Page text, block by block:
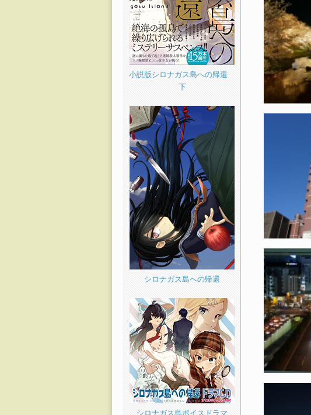
小説版シロナガス島への帰還
下
シロナガス島への帰還
シロナガス島ボイスドラマ